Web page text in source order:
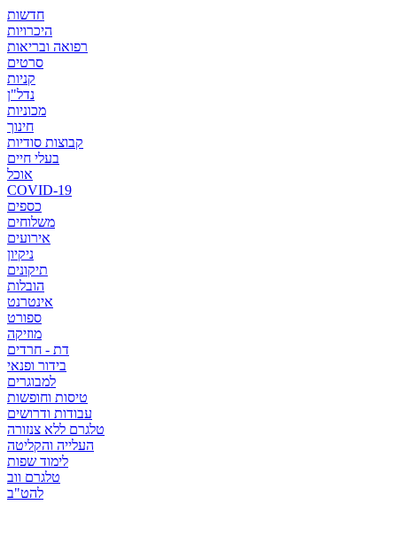
חדשות
היכרויות
רפואה ובריאות
סרטים
קניות
נדל"ן
מכוניות
חינוך
קבוצות סודיות
בעלי חיים
אוכל
COVID-19
כספים
משלוחים
אירועים
ניקיון
תיקונים
הובלות
אינטרנט
ספורט
מוזיקה
דת - חרדים
בידור ופנאי
למבוגרים
טיסות וחופשות
עבודות ודרושים
טלגרם ללא צנזורה
העלייה והקליטה
לימוד שפות
טלגרם ווב
להט"ב